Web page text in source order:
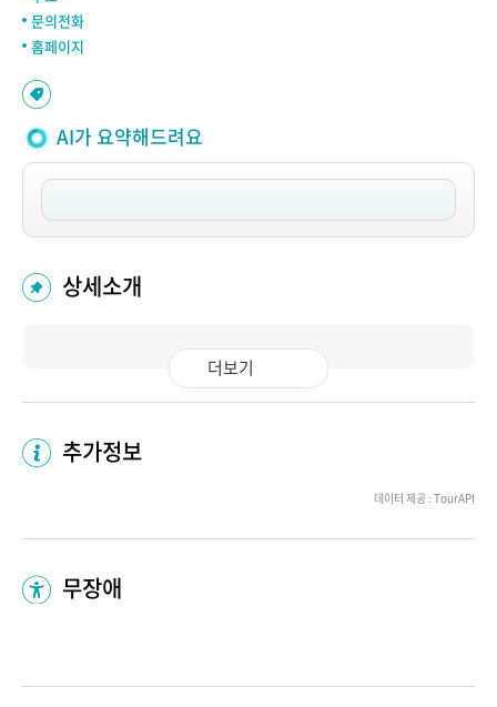
문의전화
홈페이지
AI가 요약해드려요
상세소개
더보기
추가정보
데이터 제공 : TourAPI
무장애